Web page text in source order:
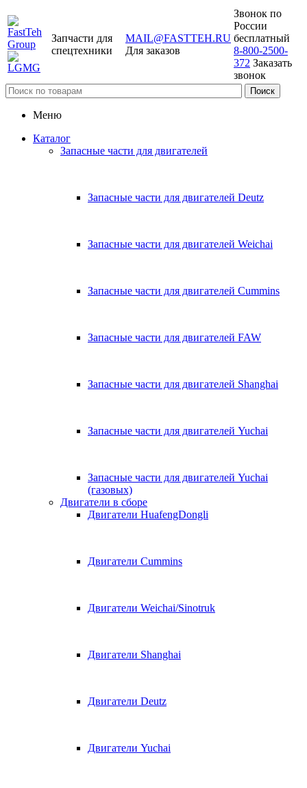
Запчасти для
спецтехники
MAIL@FASTTEH.RU
Для заказов
Звонок по
России
бесплатный
8-800-2500-
372 Заказать
звонок
Меню
Каталог
Запасные части для двигателей
Запасные части для двигателей Deutz
Запасные части для двигателей Weichai
Запасные части для двигателей Cummins
Запасные части для двигателей FAW
Запасные части для двигателей Shanghai
Запасные части для двигателей Yuchai
Запасные части для двигателей Yuchai
(газовых)
Двигатели в сборе
Двигатели HuafengDongli
Двигатели Cummins
Двигатели Weichai/Sinotruk
Двигатели Shanghai
Двигатели Deutz
Двигатели Yuchai